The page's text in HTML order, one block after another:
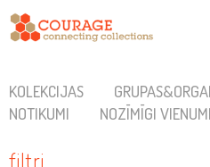
KOLEKCIJAS
NOTIKUMI
NOZĪMĪGI VIENUMI
filtri